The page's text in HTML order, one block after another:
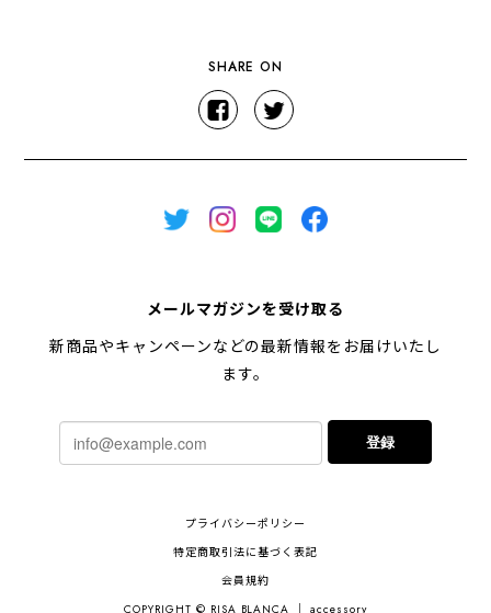
SHARE ON
メールマガジンを受け取る
新商品やキャンペーンなどの最新情報をお届けいたし
ます。
登録
プライバシーポリシー
特定商取引法に基づく表記
会員規約
COPYRIGHT © RISA BLANCA ｜ accessory